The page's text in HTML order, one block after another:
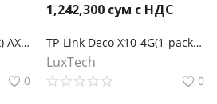
TP-Link Deco X60(2-pack) AX5400 Mesh-система Wi-Fi 6
0
1,242,300 сум с НДС
TP-Link Deco X10-4G(1-pack) AX1500 Маршрутизатор Mesh-системы Wi-Fi 6 с 4G+ модемом
LuxTech
0